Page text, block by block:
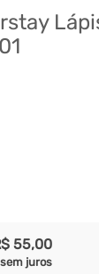
55,00
sem juros